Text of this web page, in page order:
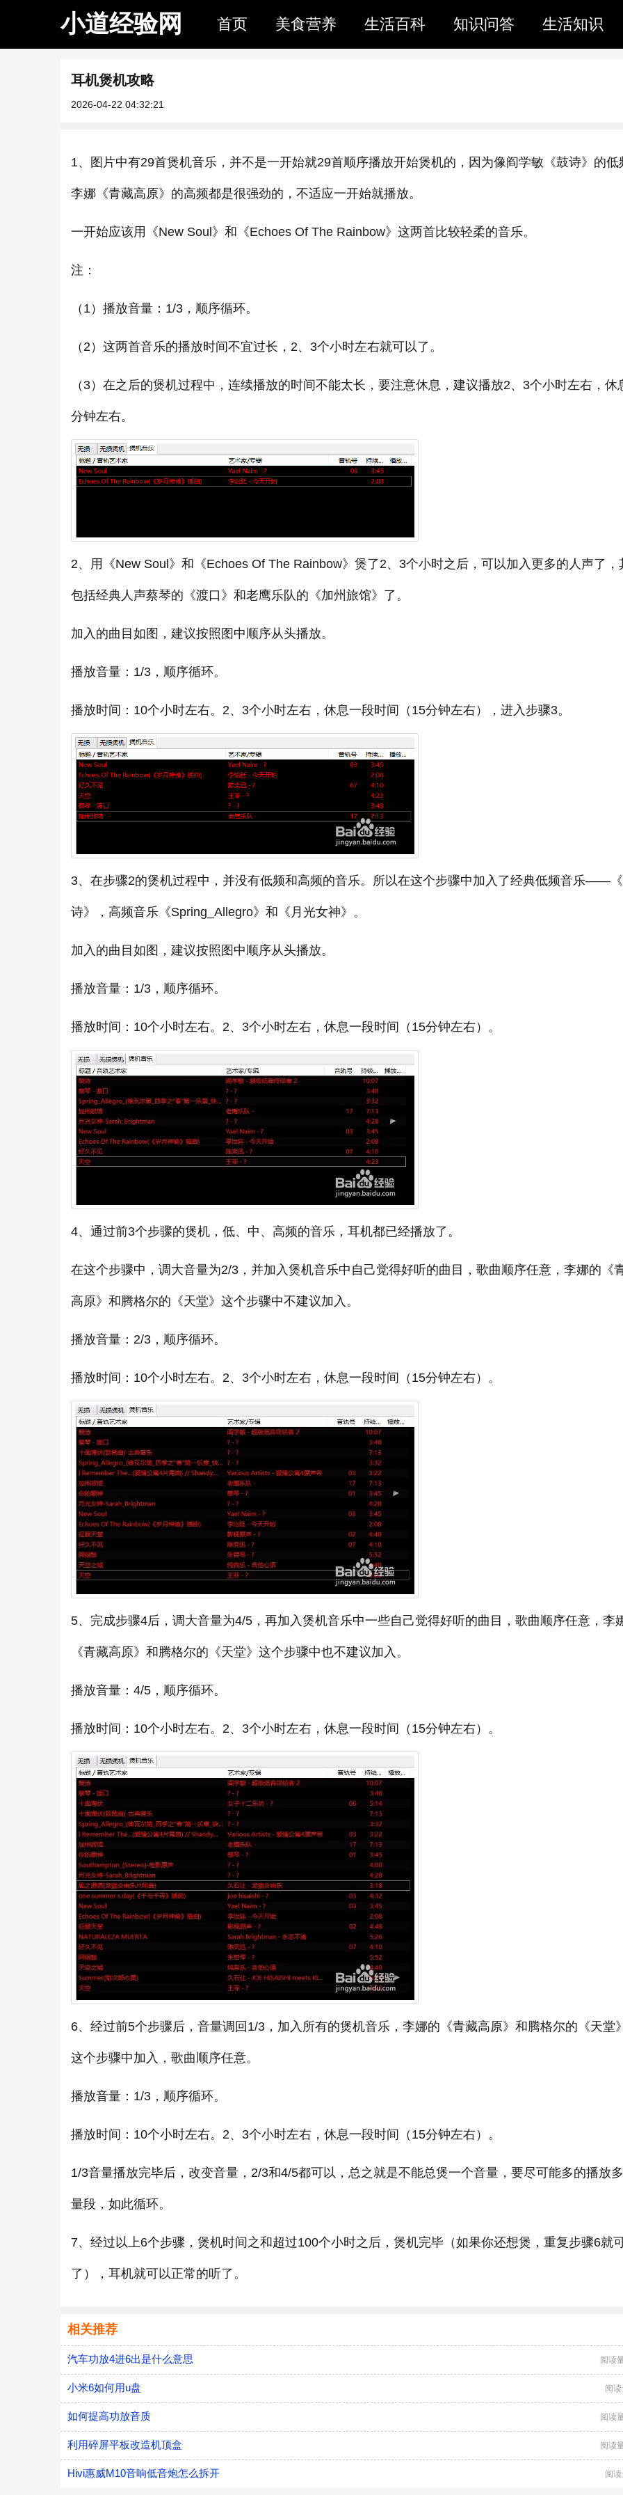
小道经验网 首页 美食营养 生活百科 知识问答 生活知识
耳机煲机攻略
2026-04-22 04:32:21
1、图片中有29首煲机音乐，并不是一开始就29首顺序播放开始煲机的，因为像阎学敏《鼓诗》的低
李娜《青藏高原》的高频都是很强劲的，不适应一开始就播放。
一开始应该用《New Soul》和《Echoes Of The Rainbow》这两首比较轻柔的音乐。
注：
（1）播放音量：1/3，顺序循环。
（2）这两首音乐的播放时间不宜过长，2、3个小时左右就可以了。
（3）在之后的煲机过程中，连续播放的时间不能太长，要注意休息，建议播放2、3个小时左右，休
分钟左右。
2、用《New Soul》和《Echoes Of The Rainbow》煲了2、3个小时之后，可以加入更多的人声了，
包括经典人声蔡琴的《渡口》和老鹰乐队的《加州旅馆》了。
加入的曲目如图，建议按照图中顺序从头播放。
播放音量：1/3，顺序循环。
播放时间：10个小时左右。2、3个小时左右，休息一段时间（15分钟左右），进入步骤3。
3、在步骤2的煲机过程中，并没有低频和高频的音乐。所以在这个步骤中加入了经典低频音乐——
诗》，高频音乐《Spring_Allegro》和《月光女神》。
加入的曲目如图，建议按照图中顺序从头播放。
播放音量：1/3，顺序循环。
播放时间：10个小时左右。2、3个小时左右，休息一段时间（15分钟左右）。
4、通过前3个步骤的煲机，低、中、高频的音乐，耳机都已经播放了。
在这个步骤中，调大音量为2/3，并加入煲机音乐中自己觉得好听的曲目，歌曲顺序任意，李娜的《
高原》和腾格尔的《天堂》这个步骤中不建议加入。
播放音量：2/3，顺序循环。
播放时间：10个小时左右。2、3个小时左右，休息一段时间（15分钟左右）。
5、完成步骤4后，调大音量为4/5，再加入煲机音乐中一些自己觉得好听的曲目，歌曲顺序任意，李
《青藏高原》和腾格尔的《天堂》这个步骤中也不建议加入。
播放音量：4/5，顺序循环。
播放时间：10个小时左右。2、3个小时左右，休息一段时间（15分钟左右）。
6、经过前5个步骤后，音量调回1/3，加入所有的煲机音乐，李娜的《青藏高原》和腾格尔的《天堂
这个步骤中加入，歌曲顺序任意。
播放音量：1/3，顺序循环。
播放时间：10个小时左右。2、3个小时左右，休息一段时间（15分钟左右）。
1/3音量播放完毕后，改变音量，2/3和4/5都可以，总之就是不能总煲一个音量，要尽可能多的播放
量段，如此循环。
7、经过以上6个步骤，煲机时间之和超过100个小时之后，煲机完毕（如果你还想煲，重复步骤6就
了），耳机就可以正常的听了。
相关推荐
汽车功放4进6出是什么意思 阅读
小米6如何用u盘 阅
如何提高功放音质 阅读
利用碎屏平板改造机顶盒 阅读
Hivi惠威M10音响低音炮怎么拆开 阅